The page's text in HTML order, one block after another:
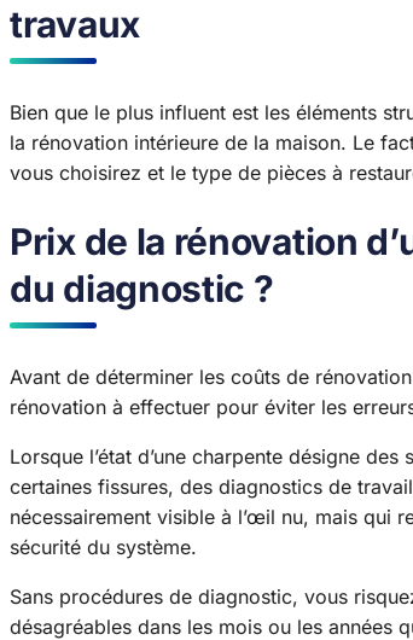
travaux
Bien que le plus influent est les éléments
la rénovation intérieure de la maison. Le
vous choisirez et le type de pièces à
Prix de la rénovation
du diagnostic ?
Avant de déterminer les coûts de
rénovation à effectuer pour éviter les
Lorsque l’état d’une charpente désigne
certaines fissures, des diagnostics de
nécessairement visible à l’œil nu, mais qui
sécurité du système.
Sans procédures de diagnostic, vous
désagréables dans les mois ou les années